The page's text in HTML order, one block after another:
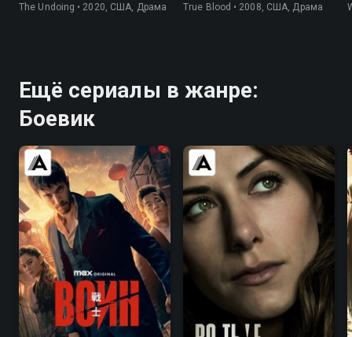
The Undoing • 2020, США, Драма True Blood • 2008, США, Драма
Ещё сериалы в жанре:
Боевик